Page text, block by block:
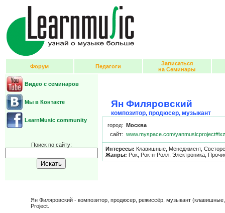
Форум Педагоги
Записаться
на Семинары
Видео с семинаров
Мы в Контакте
LearnMusic community
Поиск по сайту:
Ян Филяровский
композитор, продюсер, музыкант
город: Москва
сайт: www.myspace.com/
Интересы: Клавишные, Менеджмент,
Жанры: Рок, Рок-н-Ролл, Электроника,
Ян Филяровский - композитор, продюсер, режиссёр, музыкант
Project.